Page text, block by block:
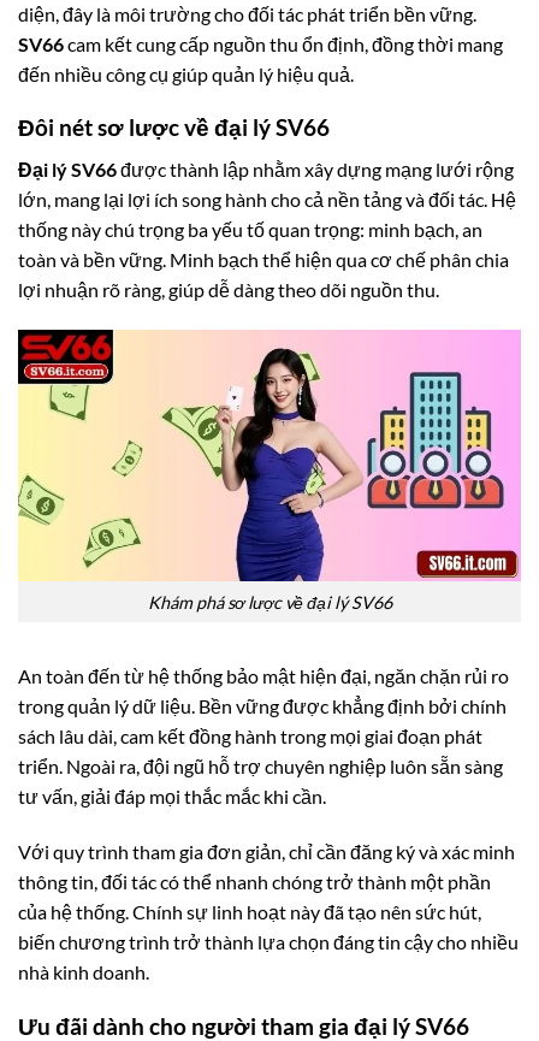
diện, đây là môi trường cho đối tác phát triển bền vững.
SV66cam kết cung cấp nguồn thu ổn định, đồng thời mang
đến nhiều công cụ giúp quản lý hiệu quả.
Đôi nét sơ lược về đại lý SV66
Đại lý SV66được thành lập nhằm xây dựng mạng lưới rộng
lớn, mang lại lợi ích song hành cho cả nền tảng và đối tác. Hệ
thống này chú trọng ba yếu tố quan trọng: minh bạch, an
toàn và bền vững. Minh bạch thể hiện qua cơ chế phân chia
lợi nhuận rõ ràng, giúp dễ dàng theo dõi nguồn thu.
Khám phá sơ lược về đại lý SV66
An toàn đến từ hệ thống bảo mật hiện đại, ngăn chặn rủi ro
trong quản lý dữ liệu. Bền vững được khẳng định bởi chính
sách lâu dài, cam kết đồng hành trong mọi giai đoạn phát
triển. Ngoài ra, đội ngũ hỗ trợ chuyên nghiệp luôn sẵn sàng
tư vấn, giải đáp mọi thắc mắc khi cần.
Với quy trình tham gia đơn giản, chỉ cần đăng ký và xác minh
thông tin, đối tác có thể nhanh chóng trở thành một phần
của hệ thống. Chính sự linh hoạt này đã tạo nên sức hút,
biến chương trình trở thành lựa chọn đáng tin cậy cho nhiều
nhà kinh doanh.
Ưu đãi dành cho người tham gia đại lý SV66